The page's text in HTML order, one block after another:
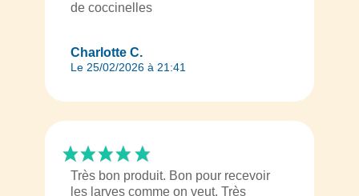
Charlotte C.
Le 25/02/2026 à 21:41
de coccinelles
Très bon produit. Bon pour recevoir
les larves comme on veut. Très